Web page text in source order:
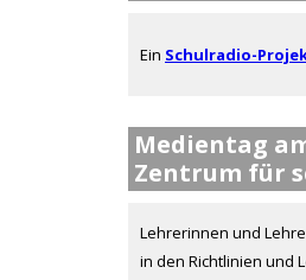
Ein Schulradio-
Medientag
Zentrum für
Lehrerinnen und
in den Richtlinien und